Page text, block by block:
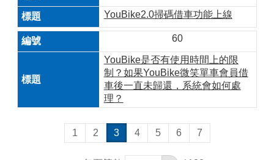
YouBike2.0掃碼借車功能上線
60
YouBike是否有使用時間上的限
制？如果YouBike微笑單車會員借
車後一直未歸還，系統會如何處
理？
1 2 3 4 5 6 7